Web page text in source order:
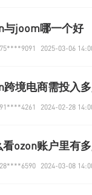
与joom哪一个好
2025-03-06
跨境电商需投入
2024-02-28
看ozon账户里有
2024-03-08